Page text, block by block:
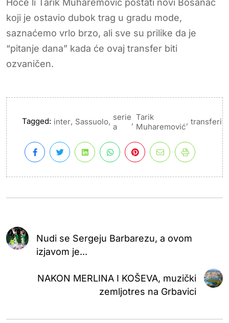
koji je ostavio dubok trag u gradu mode,
saznaćemo vrlo brzo, ali sve su prilike da je
“pitanje dana” kada će ovaj transfer biti
ozvaničen.
Tagged: inter, Sassuolo, serie
a
, Tarik
Muharemović
, transferi
Nudi se Sergeju Barbarezu, a ovom
izjavom je...
NAKON MERLINA I KOŠEVA, muzički
zemljotres na Grbavici